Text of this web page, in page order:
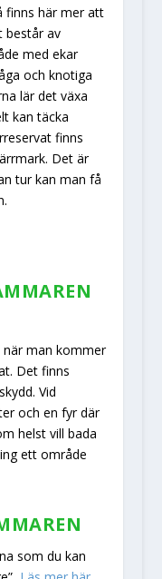
finns här mer att
består av
med ekar
och knotiga
lär det växa
kan täcka
finns
Det är
tur kan man få
man kommer
Det finns
Vid
och en fyr där
helst vill bada
ett område
som du kan